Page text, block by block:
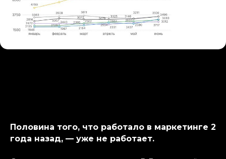
Половина того, что работало в маркетинге 2
года назад, — уже не работает.